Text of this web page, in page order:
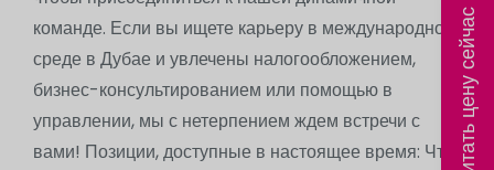
команде. Если вы ищете карьеру в международной
среде в Дубае и увлечены налогообложением,
бизнес-консультированием или помощью в
управлении, мы с нетерпением ждем встречи с
вами! Позиции, доступные в настоящее время: Что
Рассчитать цену сейчас